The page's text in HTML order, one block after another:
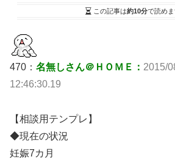
この記事は約10分で読めま
470： 名無しさん＠ＨＯＭＥ： 2015/
12:46:30.19
【相談用テンプレ】
◆現在の状況
妊娠7カ月